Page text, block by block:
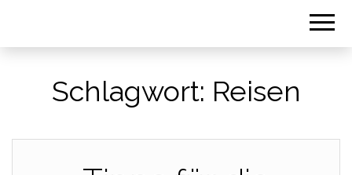
Schlagwort: Reisen